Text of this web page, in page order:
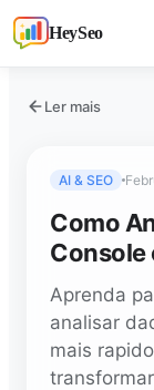
HeySeo
Ler mais
AI & SEO
Como
Console
Aprenda
analisar
mais